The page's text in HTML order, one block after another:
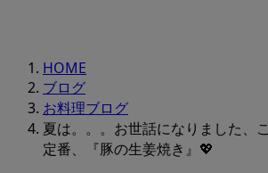
HOME
ブログ
お料理ブログ
夏は。。。お世話になりました、
定番、『豚の生姜焼き』💖